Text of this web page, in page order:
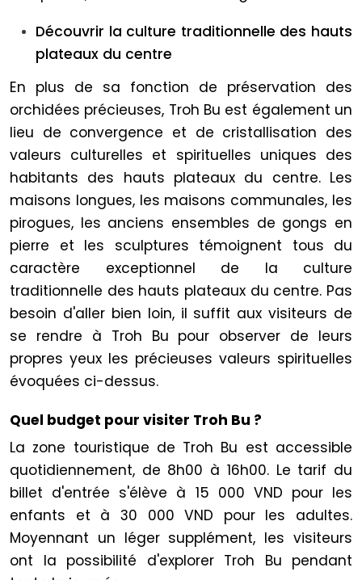
Découvrir la culture traditionnelle des hauts
plateaux du centre
En plus de sa fonction de préservation des
orchidées précieuses, Troh Bu est également un
lieu de convergence et de cristallisation des
valeurs culturelles et spirituelles uniques des
habitants des hauts plateaux du centre. Les
maisons longues, les maisons communales, les
pirogues, les anciens ensembles de gongs en
pierre et les sculptures témoignent tous du
caractère exceptionnel de la culture
traditionnelle des hauts plateaux du centre. Pas
besoin d'aller bien loin, il suffit aux visiteurs de
se rendre à Troh Bu pour observer de leurs
propres yeux les précieuses valeurs spirituelles
évoquées ci-dessus.
Quel budget pour visiter Troh Bu ?
La zone touristique de Troh Bu est accessible
quotidiennement, de 8h00 à 16h00. Le tarif du
billet d'entrée s'élève à 15 000 VND pour les
enfants et à 30 000 VND pour les adultes.
Moyennant un léger supplément, les visiteurs
ont la possibilité d'explorer Troh Bu pendant